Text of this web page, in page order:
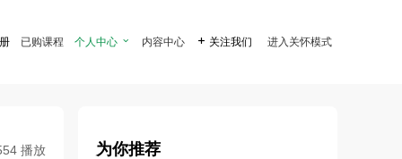
已购课程 个人中心  内容中心  关注我们 进入关怀模式
播放 为你推荐